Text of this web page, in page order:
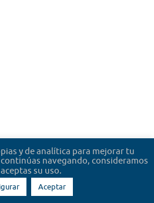
y de analítica para mejorar tu
navegando, consideramos
su uso.
Aceptar